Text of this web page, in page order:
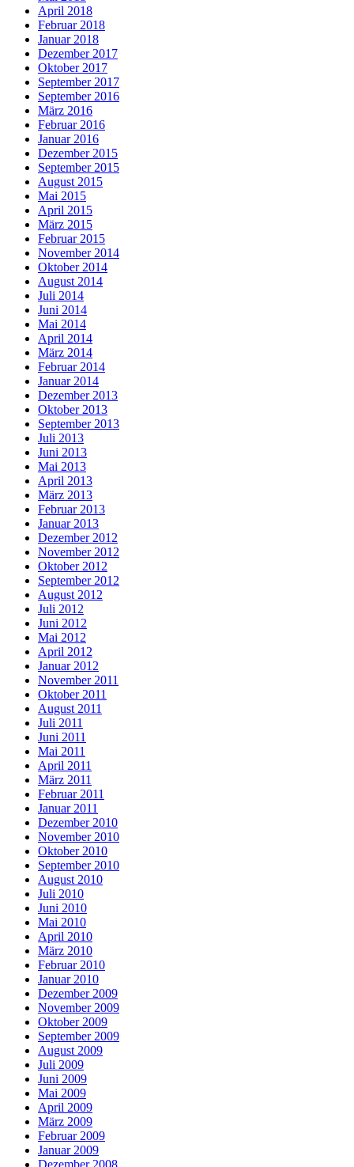
April 2018
Februar 2018
Januar 2018
Dezember 2017
Oktober 2017
September 2017
September 2016
März 2016
Februar 2016
Januar 2016
Dezember 2015
September 2015
August 2015
Mai 2015
April 2015
März 2015
Februar 2015
November 2014
Oktober 2014
August 2014
Juli 2014
Juni 2014
Mai 2014
April 2014
März 2014
Februar 2014
Januar 2014
Dezember 2013
Oktober 2013
September 2013
Juli 2013
Juni 2013
Mai 2013
April 2013
März 2013
Februar 2013
Januar 2013
Dezember 2012
November 2012
Oktober 2012
September 2012
August 2012
Juli 2012
Juni 2012
Mai 2012
April 2012
Januar 2012
November 2011
Oktober 2011
August 2011
Juli 2011
Juni 2011
Mai 2011
April 2011
März 2011
Februar 2011
Januar 2011
Dezember 2010
November 2010
Oktober 2010
September 2010
August 2010
Juli 2010
Juni 2010
Mai 2010
April 2010
März 2010
Februar 2010
Januar 2010
Dezember 2009
November 2009
Oktober 2009
September 2009
August 2009
Juli 2009
Juni 2009
Mai 2009
April 2009
März 2009
Februar 2009
Januar 2009
Dezember 2008